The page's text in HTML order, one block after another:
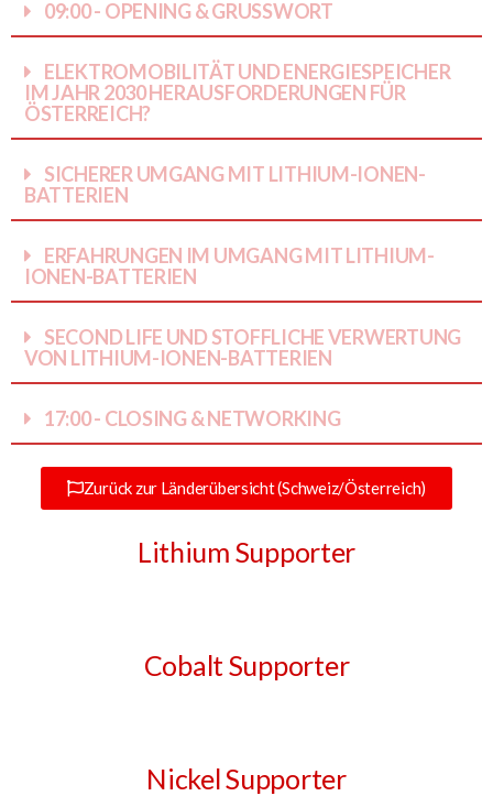
09:00 - OPENING & GRUSSWORT
ELEKTROMOBILITÄT UND ENERGIESPEICHER
IM JAHR 2030 HERAUSFORDERUNGEN FÜR
ÖSTERREICH?
SICHERER UMGANG MIT LITHIUM-IONEN-
BATTERIEN
ERFAHRUNGEN IM UMGANG MIT LITHIUM-
IONEN-BATTERIEN
SECOND LIFE UND STOFFLICHE VERWERTUNG
VON LITHIUM-IONEN-BATTERIEN
17:00 - CLOSING & NETWORKING
Zurück zur Länderübersicht (Schweiz/Österreich)
Lithium Supporter
Cobalt Supporter
Nickel Supporter